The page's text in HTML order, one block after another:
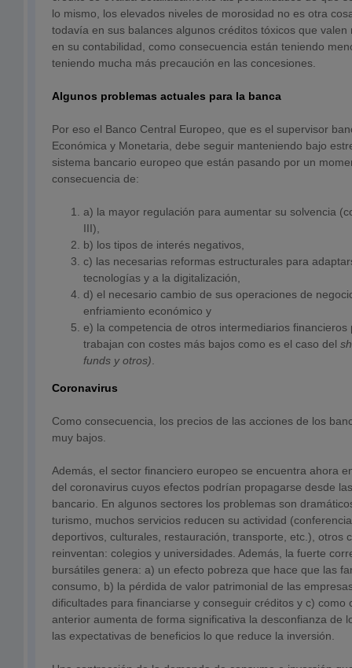
lo mismo, los elevados niveles de morosidad no es otra
todavía en sus balances algunos créditos tóxicos que
en su contabilidad, como consecuencia están teniendo
teniendo mucha más precaución en las concesiones.
Algunos problemas actuales para la banca
Por eso el Banco Central Europeo, que es el supervisor
Económica y Monetaria, debe seguir manteniendo bajo
sistema bancario europeo que están pasando por un
consecuencia de:
a) la mayor regulación para aumentar su solvencia
III),
b) los tipos de interés negativos,
c) las necesarias reformas estructurales para
tecnologías y a la digitalización,
d) el necesario cambio de sus operaciones de
enfriamiento económico y
e) la competencia de otros intermediarios financieros
trabajan con costes más bajos como es el caso del
funds y otros)
Coronavirus
Como consecuencia, los precios de las acciones de los
muy bajos.
Además, el sector financiero europeo se encuentra ahora
del coronavirus cuyos efectos podrían propagarse desde
bancario. En algunos sectores los problemas son
turismo, muchos servicios reducen su actividad
deportivos, culturales, restauración, transporte, etc.), otros
reinventan: colegios y universidades. Además, la fuerte
bursátiles genera: a) un efecto pobreza que hace que las
consumo, b) la pérdida de valor patrimonial de las
dificultades para financiarse y conseguir créditos y c) como
anterior aumenta de forma significativa la desconfianza de
las expectativas de beneficios lo que reduce la inversión.